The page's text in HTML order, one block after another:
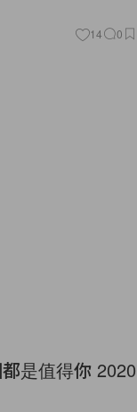
14 0
是值得你 2020